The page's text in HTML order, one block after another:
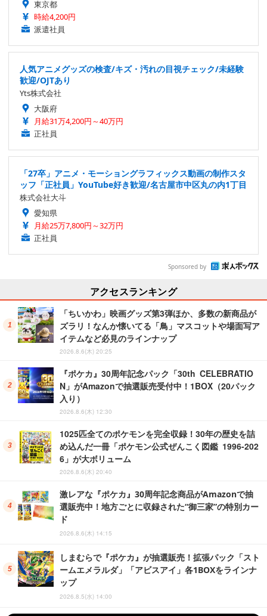
東京都
時給4,200円
派遣社員
人気アニメグッズの検査/キズ・汚れの目視チェック/未経験
歓迎/OJTあり
Yts株式会社
大阪府
月給31万4,200円～40万円
正社員
「27卒」アニメ・モーショングラフィックス動画の制作スタ
ッフ「正社員」YouTube好き歓迎/名古屋市中区丸の内1丁目
株式会社大斗
愛知県
月給25万7,800円～32万円
正社員
Sponsored by
アクセスランキング
「ちいかわ」映画グッズ第3弾ほか、多数の新商品が
ズラリ！なんか懐いてる「鳥」マスコットや場面写ア
イテムなど必見のラインナップ
2026.8.6(木) 20:25
『ポケカ』30周年記念パック「30th CELEBRATIO
N」がAmazonで抽選販売受付中！1BOX（20パック
入り）
2026.8.6(木) 12:30
1025匹全てのポケモンを完全収録！30年の歴史を詰
め込んだ一冊「ポケモン公式ぜんこく図鑑 1996-202
6」が大ボリューム
2026.8.6(木) 20:40
激レアな『ポケカ』30周年記念商品がAmazonで抽
選販売中！地方ごとに収録された“御三家”の特別カー
ド
2026.8.6(木) 14:15
しまむらで『ポケカ』が抽選販売！拡張パック「スト
ームエメラルダ」「アビスアイ」各1BOXをラインナ
ップ
2026.8.5(水) 14:00